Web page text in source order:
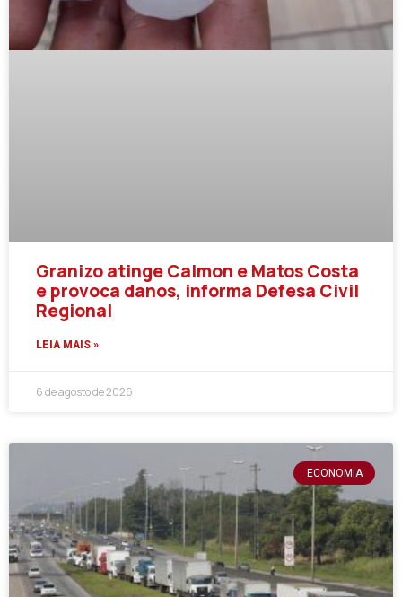
Granizo atinge Calmon e Matos Costa
e provoca danos, informa Defesa Civil
Regional
LEIA MAIS »
6 de agosto de 2026
ECONOMIA